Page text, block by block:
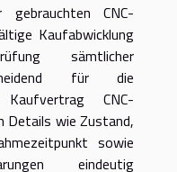
CNC-
Kaufabwicklung
sämtlicher
für die
CNC-
Details wie Zustand,
sowie
eindeutig